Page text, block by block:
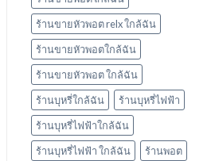
ร้านขายหัวพอต relx ใกล้ฉัน
ร้านขายหัวพอตใกล้ฉัน
ร้านขายหัวพอต ใกล้ฉัน
ร้านบุหรี่ใกล้ฉัน
ร้านบุหรี่ไฟฟ้า
ร้านบุหรี่ไฟฟ้าใกล้ฉัน
ร้านบุหรี่ไฟฟ้า ใกล้ฉัน
ร้านพอต